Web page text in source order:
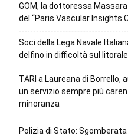
GOM, la dottoressa
del “Paris Vascular Insights
Soci della Lega Navale
delfino in difficoltà sul
TARI a Laureana di Borrello,
un servizio sempre più
minoranza
Polizia di Stato: Sgomberata